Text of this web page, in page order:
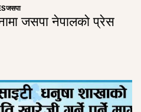
जसपा
जसपा नेपालको प्रेस